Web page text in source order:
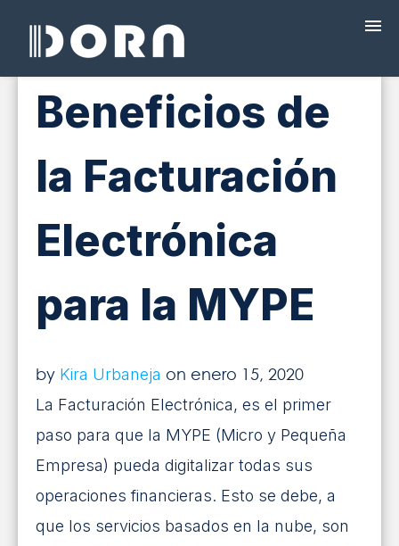
¿QUÉ ES DORA?
PROGRAMAS
CAPACITACIÓN
BLOG
INICIAR SESIÓN ¡SOLICITA MÁS INFORMACIÓN!
Beneficios de
la Facturación
Electrónica
para la MYPE
by Kira Urbaneja on enero 15, 2020
La Facturación Electrónica, es el primer
paso para que la MYPE (Micro y Pequeña
Empresa) pueda digitalizar todas sus
operaciones financieras. Esto se debe, a
que los servicios basados en la nube, son